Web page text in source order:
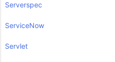
Serverspec
ServiceNow
Servlet